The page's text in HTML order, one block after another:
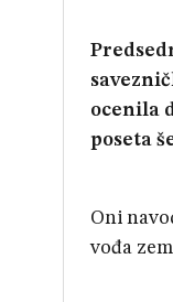
ocenila
poseta
Oni
vođa